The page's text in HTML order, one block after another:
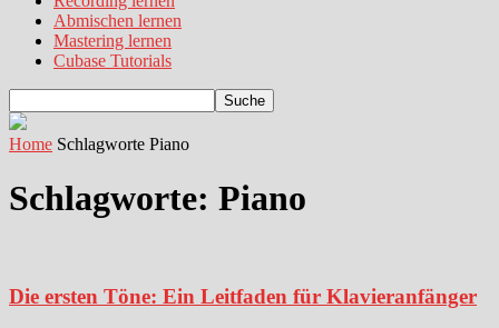
Abmischen lernen
Mastering lernen
Cubase Tutorials
Home Schlagworte Piano
Schlagworte: Piano
Die ersten Töne: Ein Leitfaden für Klavieranfänger